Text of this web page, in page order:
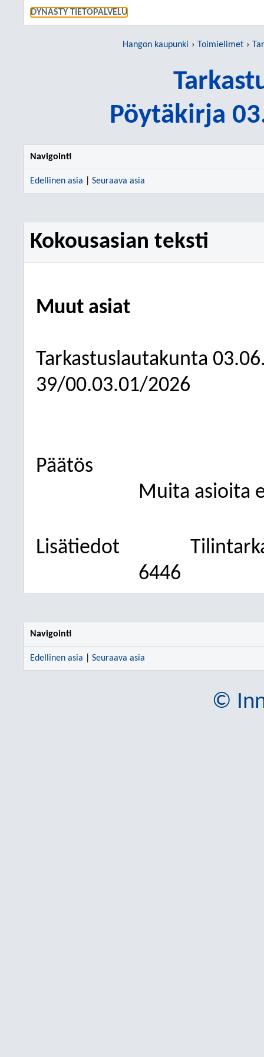
DYNASTY TIETOPALVELU
Hangon kaupunki Toimielimet
Pöytäkirja
Navigointi
Edellinen asia Seuraava asia
Kokousasian teksti
Muut asiat
Tarkastuslautakunta
39/00.03.01/2026
Päätös
Muita asioita
Lisätiedot
6446
Navigointi
Edellinen asia Seuraava asia
©